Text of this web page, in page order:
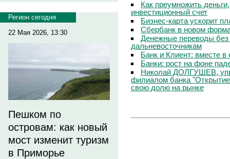
Регион сегодня
22 Мая 2026, 13:30
Пешком по
островам: как новый
мост изменит туризм
в Приморье
Как преумножить
инвестиционный счет
Бизнес-карта ускорит
Сбербанк в новом
Денежные переводы без
дальневосточникам
Банк и Клиент: вместе в
Банки: рост на фоне
Николай ДОЛГУШЕВ,
филиалом банка
свою долю на рынке